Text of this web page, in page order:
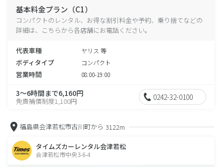
基本料金プラン（C1）
コンパクトのレンタル、お得な割引料金や予約、乗り捨てなどの
詳細は、こちらから各店舗にお電話ください。
代表車種 ヤリス 等
ボディタイプ コンパクト
営業時間 08:00-19:00
3～6時間まで6,160円
免責補償制度1,100円 0242-32-0100
福島県会津若松市古川町から 3122m
タイムズカーレンタル会津若松
会津若松市中央3-6-4